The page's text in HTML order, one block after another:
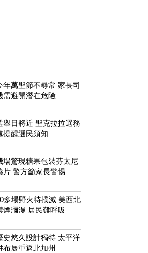
年萬聖節不尋常 家長司
需避開潛在危險
舉日將近 聖克拉拉選務
提醒選民須知
場驚現糖果包裝芬太尼
片 警方籲家長警惕
多場野火待撲滅 美西北
煙瀰漫 居民難呼吸
史悠久設計獨特 太平洋
布展重返北加州